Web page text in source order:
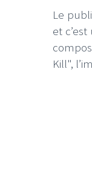
Le
et
Kill",